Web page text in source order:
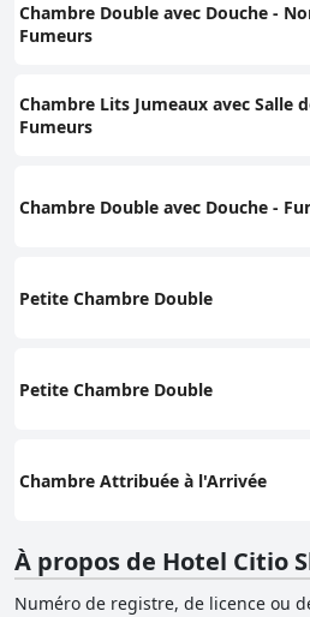
Chambre Double avec Douche -
Fumeurs
Chambre Lits Jumeaux avec Salle
Fumeurs
Chambre Double avec Douche -
Petite Chambre Double
Petite Chambre Double
Chambre Attribuée à l'Arrivée
À propos de Hotel Citio
Numéro de registre, de licence ou